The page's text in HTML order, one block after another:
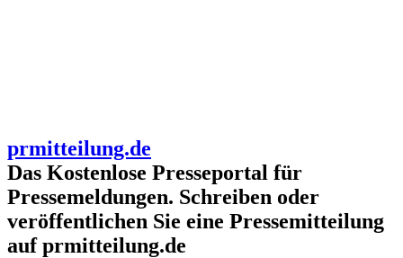
prmitteilung.de
Das Kostenlose Presseportal für
Pressemeldungen. Schreiben oder
veröffentlichen Sie eine Pressemitteilung
auf prmitteilung.de